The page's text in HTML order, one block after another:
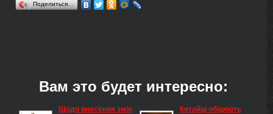
Поделиться…
Вам это будет интересно:
Щодо внесення змін
Китайці обіцяють